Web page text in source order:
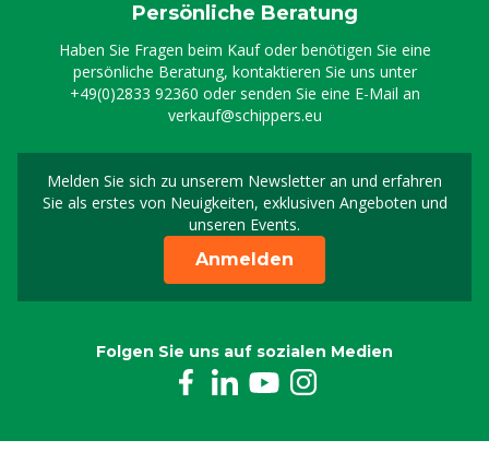
Persönliche Beratung
Haben Sie Fragen beim Kauf oder benötigen Sie eine
persönliche Beratung, kontaktieren Sie uns unter
+49(0)2833 92360 oder senden Sie eine E-Mail an
verkauf@schippers.eu
Melden Sie sich zu unserem Newsletter an und erfahren
Sie als erstes von Neuigkeiten, exklusiven Angeboten und
unseren Events.
Melden Sie sich für
Anmelden
Folgen Sie uns auf sozialen Medien